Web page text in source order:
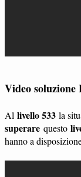
Video soluzione
Al livello 533 la
superare questo
hanno a